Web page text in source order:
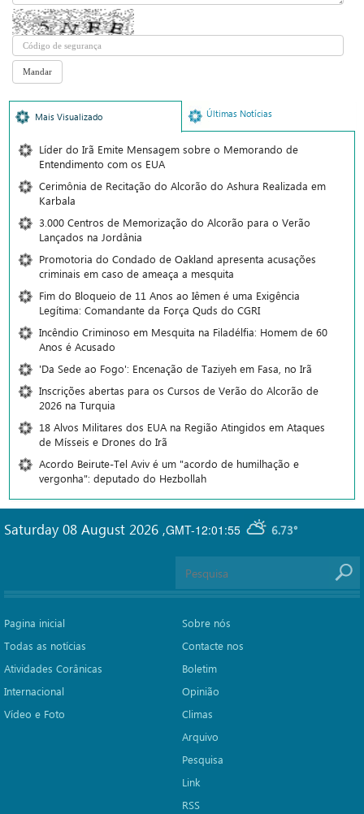
Mais Visualizado Últimas Notícias
Líder do Irã Emite Mensagem sobre o Memorando de
Entendimento com os EUA
Cerimônia de Recitação do Alcorão do Ashura Realizada em
Karbala
3.000 Centros de Memorização do Alcorão para o Verão
Lançados na Jordânia
Promotoria do Condado de Oakland apresenta acusações
criminais em caso de ameaça a mesquita
Fim do Bloqueio de 11 Anos ao Iêmen é uma Exigência
Legítima: Comandante da Força Quds do CGRI
Incêndio Criminoso em Mesquita na Filadélfia: Homem de 60
Anos é Acusado
'Da Sede ao Fogo': Encenação de Taziyeh em Fasa, no Irã
Inscrições abertas para os Cursos de Verão do Alcorão de
2026 na Turquia
18 Alvos Militares dos EUA na Região Atingidos em Ataques
de Mísseis e Drones do Irã
Acordo Beirute-Tel Aviv é um "acordo de humilhação e
vergonha": deputado do Hezbollah
GMT-12:01:55 6.73°
Saturday 08 August 2026 ,
Pagina inicial
Todas as notícias
Atividades Corânicas
Internacional
Vídeo e Foto
Sobre nós
Contacte nos
Boletim
Opinião
Climas
Arquivo
Pesquisa
Link
RSS